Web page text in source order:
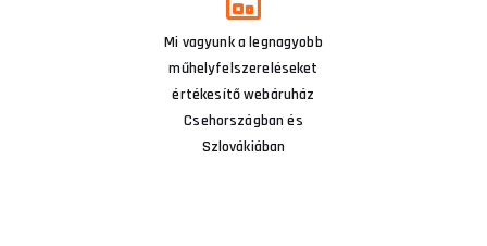
Mi vagyunk a legnagyobb
műhelyfelszereléseket
értékesítő webáruház
Csehországban és
Szlovákiában